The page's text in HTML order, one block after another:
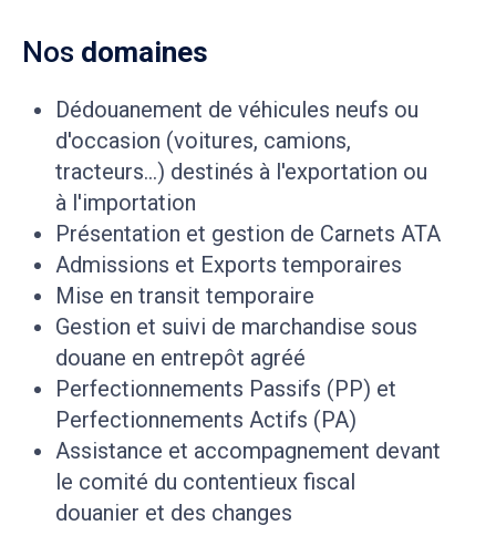
Nos domaines
Dédouanement de véhicules neufs ou
d'occasion (voitures, camions,
tracteurs...) destinés à l'exportation ou
à l'importation
Présentation et gestion de Carnets ATA
Admissions et Exports temporaires
Mise en transit temporaire
Gestion et suivi de marchandise sous
douane en entrepôt agréé
Perfectionnements Passifs (PP) et
Perfectionnements Actifs (PA)
Assistance et accompagnement devant
le comité du contentieux fiscal
douanier et des changes